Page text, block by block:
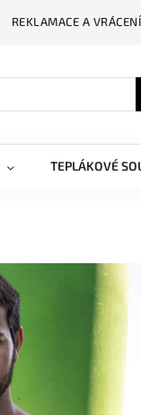
REKLAMACE A VRÁCENÍ
TEPLÁKOVÉ